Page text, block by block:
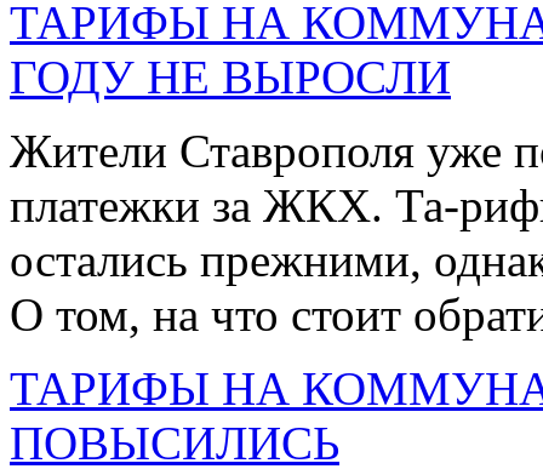
ТАРИФЫ НА
ГОДУ НЕ ВЫРОСЛИ
Жители Ставрополя уже
платежки за ЖКХ. Та-
остались прежними,
О том, на что стоит
ТАРИФЫ НА
ПОВЫСИЛИСЬ